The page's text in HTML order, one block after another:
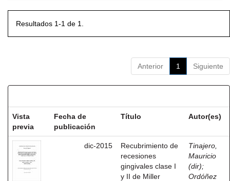
Resultados 1-1 de 1.
Anterior 1 Siguiente
Vista
previa
Fecha de
publicación
Título Autor(es)
dic-2015
Recubrimiento de
recesiones
gingivales clase I
y II de Miller
Tinajero,
Mauricio
(dir);
Ordóñez